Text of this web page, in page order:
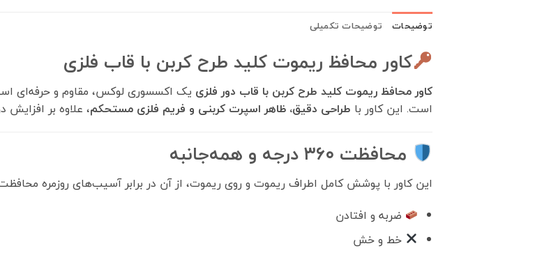
توضیحات توضیحات تکمیلی
کاور محافظ ریموت کلید طرح کربن با قاب فلزی
کاور محافظ ریموت کلید طرح کربن با قاب دور فلزی یک اکسسوری لوکس، مقاوم و حرفه‌ای
است. این کاور با طراحی دقیق، ظاهر اسپرت کربنی و فریم فلزی مستحکم، علاوه بر
محافظت ۳۶۰ درجه و همه‌جانبه
این کاور با پوشش کامل اطراف ریموت و روی ریموت، از آن در برابر آسیب‌های روزمره
ضربه و افتادن
خط و خش